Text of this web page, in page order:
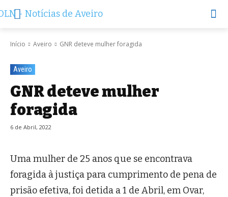
Início Aveiro GNR deteve mulher foragida
Aveiro
GNR deteve mulher
foragida
6 de Abril, 2022
Uma mulher de 25 anos que se encontrava
foragida à justiça para cumprimento de pena de
prisão efetiva, foi detida a 1 de Abril, em Ovar,